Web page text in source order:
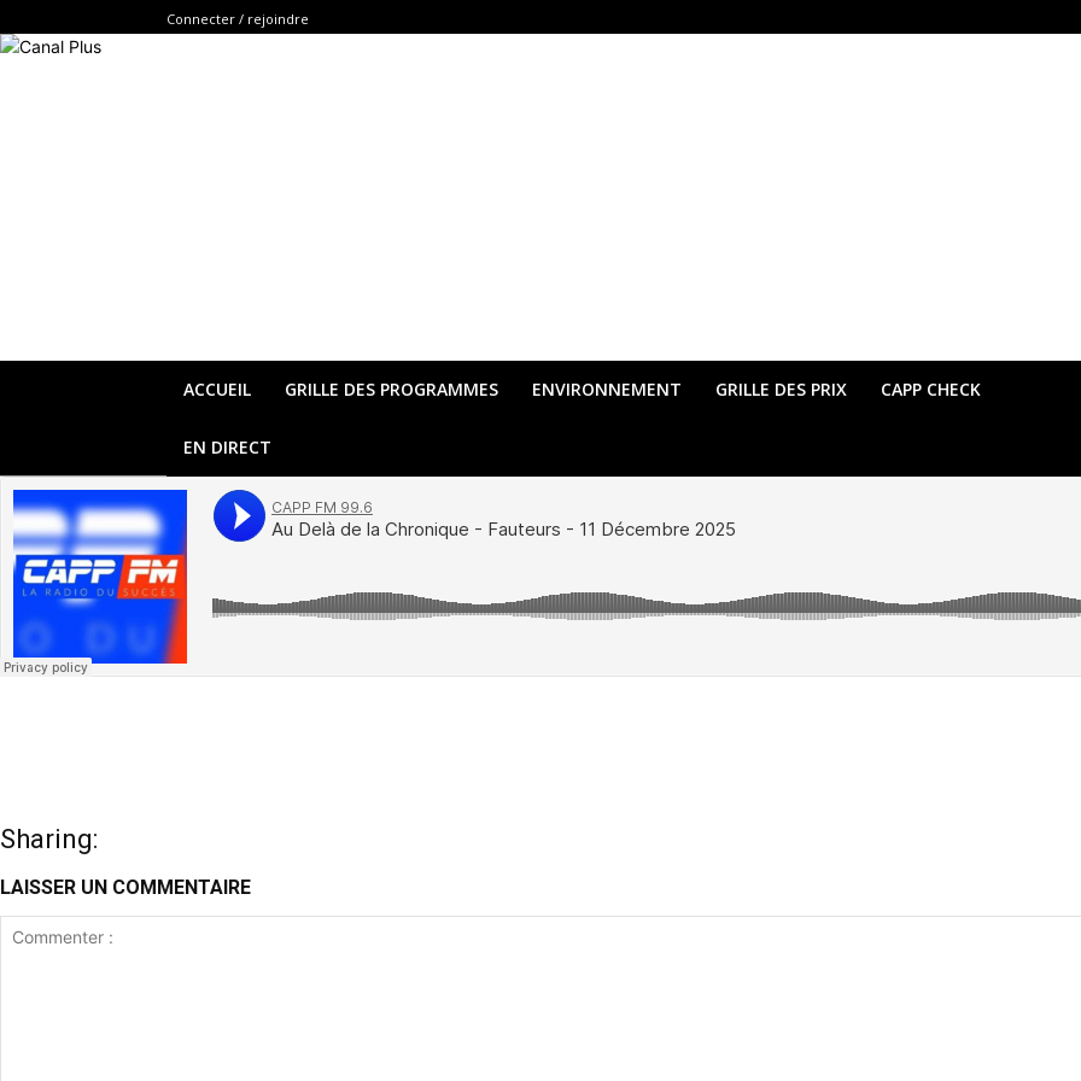
Connecter / rejoindre
ACCUEIL GRILLE DES PROGRAMMES ENVIRONNEMENT GRILLE DES PRIX CAPP CHECK
EN DIRECT
Sharing:
LAISSER UN COMMENTAIRE